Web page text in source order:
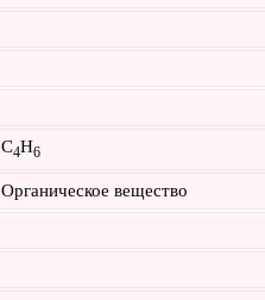
C4H6
Органическое вещество